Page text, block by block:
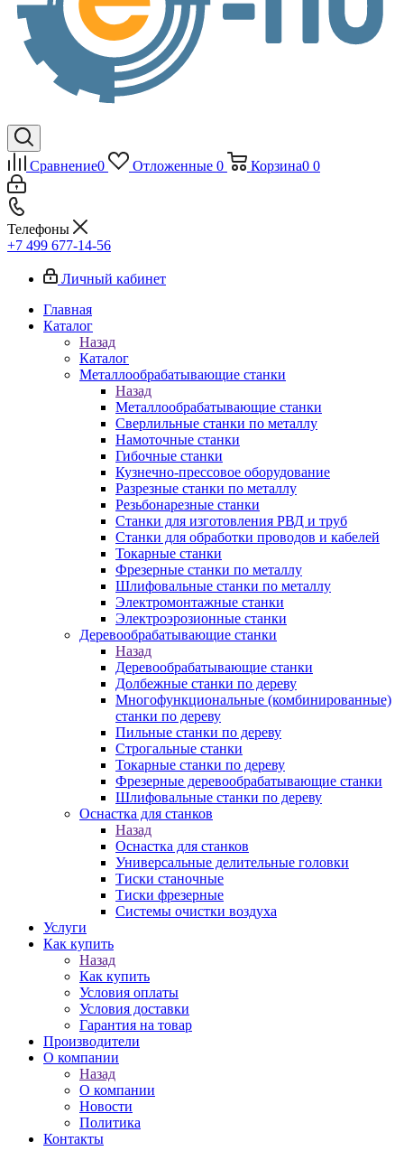
Сравнение0 Отложенные 0 Корзина0 0
Телефоны
+7 499 677-14-56
Личный кабинет
Главная
Каталог
Назад
Каталог
Металлообрабатывающие станки
Назад
Металлообрабатывающие станки
Сверлильные станки по металлу
Намоточные станки
Гибочные станки
Кузнечно-прессовое оборудование
Разрезные станки по металлу
Резьбонарезные станки
Станки для изготовления РВД и труб
Станки для обработки проводов и кабелей
Токарные станки
Фрезерные станки по металлу
Шлифовальные станки по металлу
Электромонтажные станки
Электроэрозионные станки
Деревообрабатывающие станки
Назад
Деревообрабатывающие станки
Долбежные станки по дереву
Многофункциональные (комбинированные)
станки по дереву
Пильные станки по дереву
Строгальные станки
Токарные станки по дереву
Фрезерные деревообрабатывающие станки
Шлифовальные станки по дереву
Оснастка для станков
Назад
Оснастка для станков
Универсальные делительные головки
Тиски станочные
Тиски фрезерные
Системы очистки воздуха
Услуги
Как купить
Назад
Как купить
Условия оплаты
Условия доставки
Гарантия на товар
Производители
О компании
Назад
О компании
Новости
Политика
Контакты